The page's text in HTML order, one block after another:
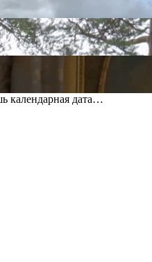
календарная дата…